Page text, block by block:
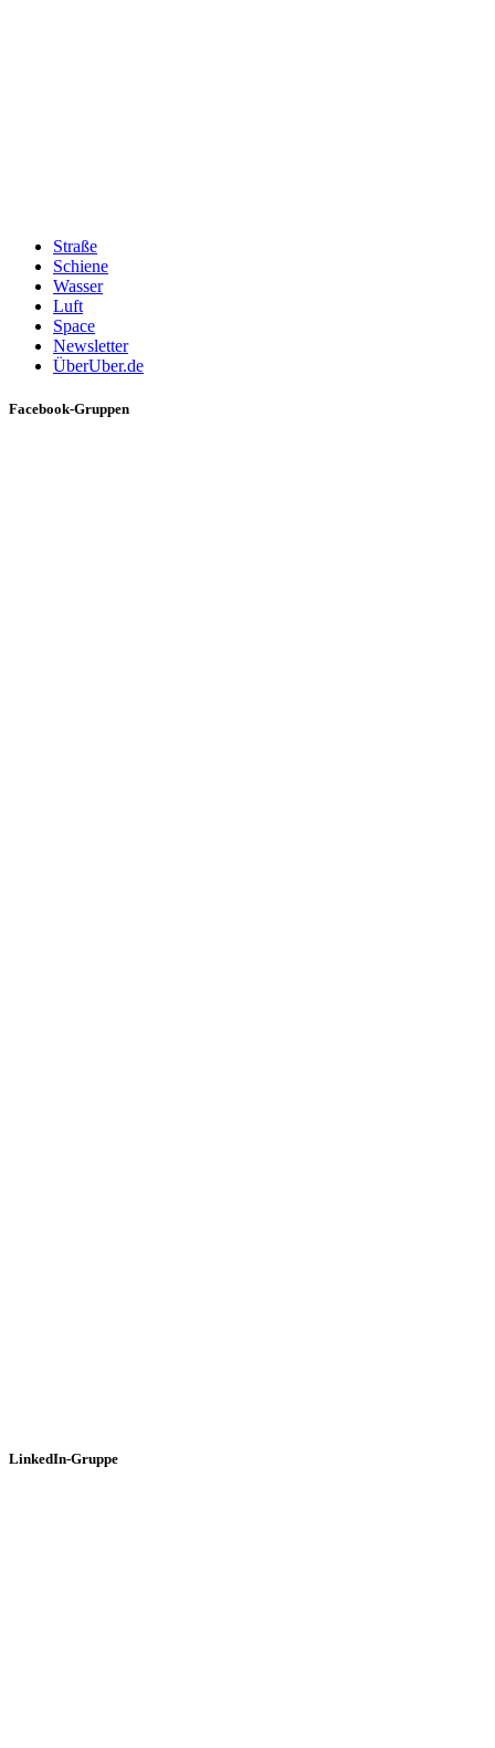
Straße
Schiene
Wasser
Luft
Space
Newsletter
ÜberUber.de
Facebook-Gruppen
LinkedIn-Gruppe